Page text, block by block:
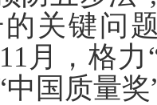
关键问
月，格
国质量